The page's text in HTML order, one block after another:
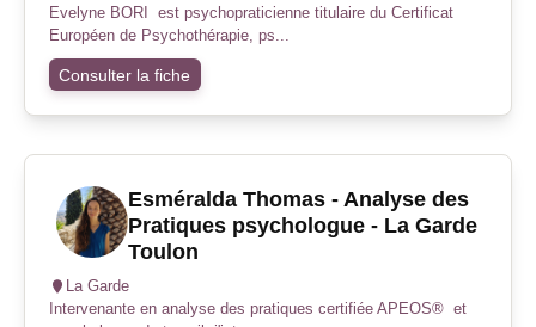
Evelyne BORI est psychopraticienne titulaire du Certificat
Européen de Psychothérapie, ps...
Consulter la fiche
Esméralda Thomas - Analyse des
Pratiques psychologue - La Garde
Toulon
La Garde
Intervenante en analyse des pratiques certifiée APEOS® et